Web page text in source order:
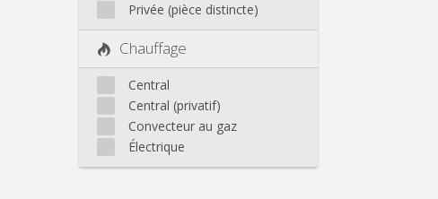
Privée (pièce distincte)
Chauffage
Central
Central (privatif)
Convecteur au gaz
Électrique